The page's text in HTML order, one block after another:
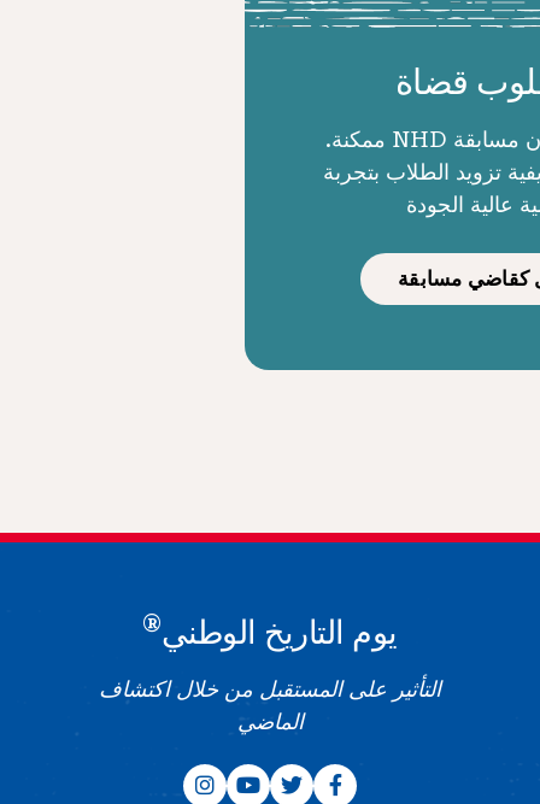
قضاة
الحكام يجعلون مسابقة NHD ممكنة.
تزويد الطلاب بتجربة
عالية الجودة
مسابقة
يوم التاريخ الوطني®
التأثير على المستقبل من خلال اكتشاف
الماضي